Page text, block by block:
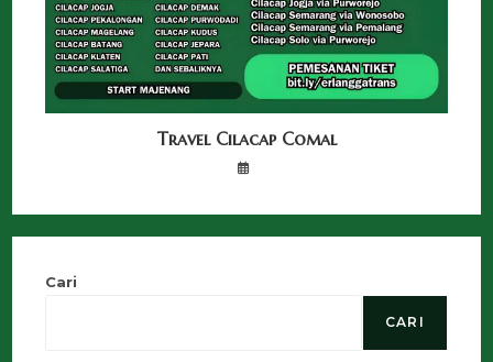
Travel Cilacap Comal
Cari
CARI